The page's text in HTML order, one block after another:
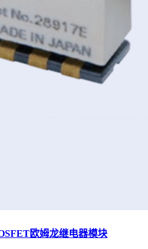
欧姆龙继电器模块